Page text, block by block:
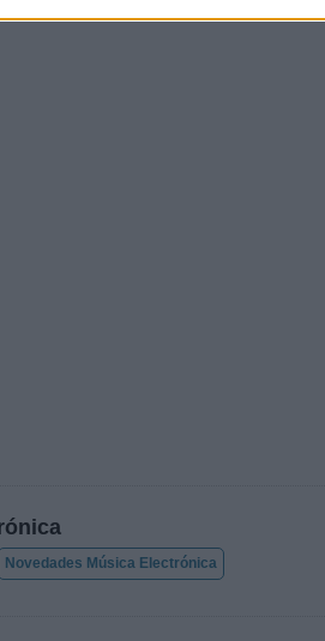
Novedades Música Electrónica